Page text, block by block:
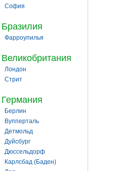
София
Бразилия
Фарроупилья
Великобритания
Лондон
Стрит
Германия
Берлин
Вупперталь
Детмольд
Дуйсбург
Дюссельдорф
Карлсбад (Баден)